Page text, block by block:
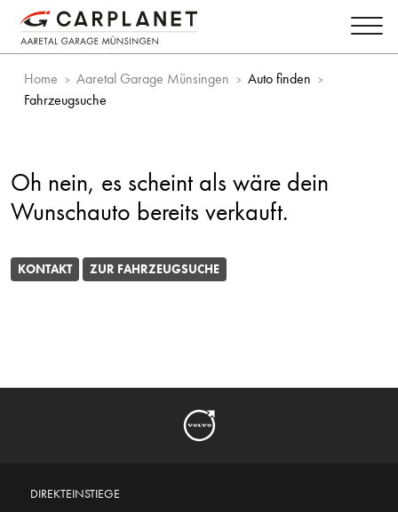
Home Aaretal Garage Münsingen
Auto finden
Fahrzeugsuche
Oh nein, es scheint als wäre dein
Wunschauto bereits verkauft.
KONTAKT ZUR FAHRZEUGSUCHE
DIREKTEINSTIEGE